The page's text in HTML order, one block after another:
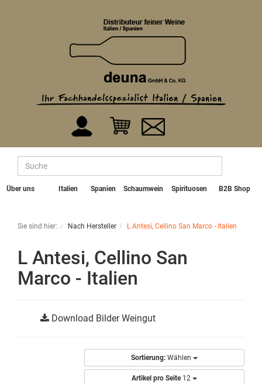
Über uns Italien Spanien Schaumwein Spirituosen B2B Shop
Sie sind hier: Nach Hersteller L Antesi, Cellino San Marco - Italien
L Antesi, Cellino San
Marco - Italien
Download Bilder Weingut
Sortierung: Wählen
Artikel pro Seite 12